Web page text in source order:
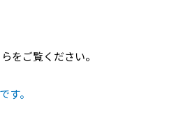
をご覧ください。
す。